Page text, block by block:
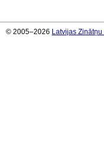
© 2005–2026 Latvijas